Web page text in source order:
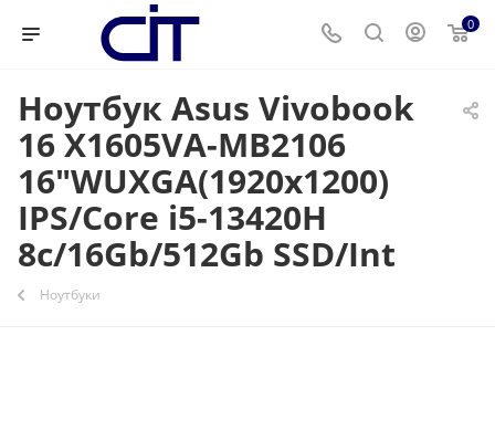
0
Ноутбук Asus Vivobook
16 X1605VA-MB2106
16"WUXGA(1920x1200)
IPS/Core i5-13420H
8с/16Gb/512Gb SSD/Int
Ноутбуки